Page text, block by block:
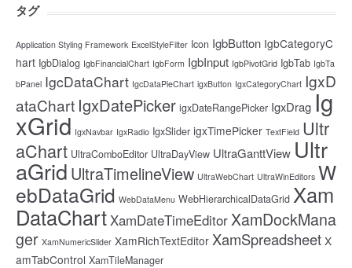
タグ
Application Styling Framework ExcelStyleFilter Icon IgbButton IgbCategoryC
hart IgbDialog IgbFinancialChart IgbForm IgbInput IgbPivotGrid IgbTab IgbTa
bPanel IgcDataChart IgcDataPieChart igxButton IgxCategoryChart IgxD
ataChart IgxDatePicker igxDateRangePicker IgxDragIg
xGrid IgxNavbar IgxRadio IgxSlider igxTimePicker TextField Ultr
aChart UltraComboEditor UltraDayView UltraGanttView Ultr
aGrid UltraTimelineView UltraWebChart UltraWinEditors W
ebDataGrid WebDataMenu WebHierarchicalDataGrid Xam
DataChart XamDateTimeEditor XamDockMana
ger XamNumericSlider XamRichTextEditor XamSpreadsheet X
amTabControl XamTileManager